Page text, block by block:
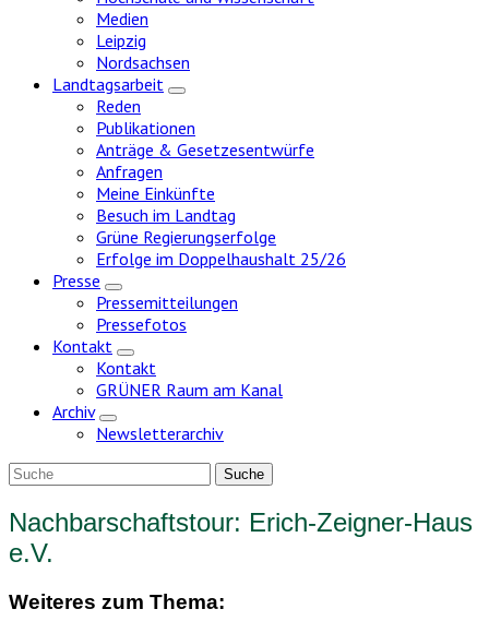
Medien
Leipzig
Nordsachsen
Landtagsarbeit
Zeige
Reden
Publikationen
Anträge & Gesetzesentwürfe
Anfragen
Meine Einkünfte
Besuch im Landtag
Grüne Regierungserfolge
Erfolge im Doppelhaushalt 25/26
Presse
Zeige
Untermenü
Pressemitteilungen
Pressefotos
Kontakt
Zeige
Untermenü
Kontakt
GRÜNER Raum am Kanal
Archiv
Zeige
Untermenü
Newsletterarchiv
Nachbarschaftstour: Erich-Zeigner-Haus
e.V.
Weiteres zum Thema: